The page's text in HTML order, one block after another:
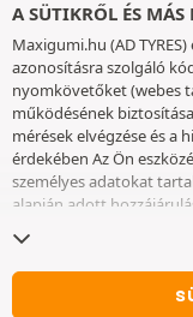
A SÜTIKRŐL ÉS
Maxigumi.hu (AD
azonosításra szolgáló
nyomkövetőket (webes
működésének
mérések elvégzése és a
érdekében Az Ön
személyes adatokat
alapján adott
nyomkövetőket az
hónapig őrizzük meg. A
és egyéb nyomkövetők